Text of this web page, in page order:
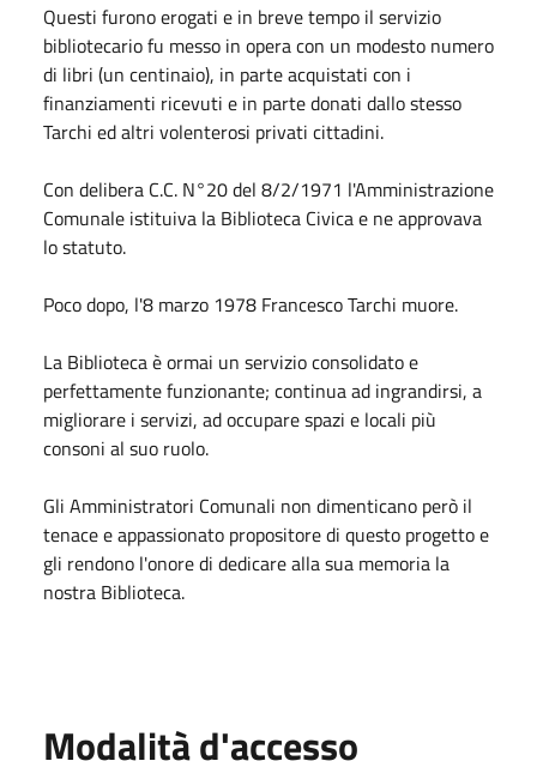
Questi furono erogati e in breve tempo il servizio
bibliotecario fu messo in opera con un modesto numero
di libri (un centinaio), in parte acquistati con i
finanziamenti ricevuti e in parte donati dallo stesso
Tarchi ed altri volenterosi privati cittadini.
Con delibera C.C. N°20 del 8/2/1971 l'Amministrazione
Comunale istituiva la Biblioteca Civica e ne approvava
lo statuto.
Poco dopo, l'8 marzo 1978 Francesco Tarchi muore.
La Biblioteca è ormai un servizio consolidato e
perfettamente funzionante; continua ad ingrandirsi, a
migliorare i servizi, ad occupare spazi e locali più
consoni al suo ruolo.
Gli Amministratori Comunali non dimenticano però il
tenace e appassionato propositore di questo progetto e
gli rendono l'onore di dedicare alla sua memoria la
nostra Biblioteca.
Modalità d'accesso